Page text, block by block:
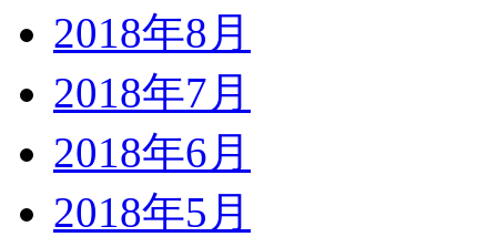
2018年8月
2018年7月
2018年6月
2018年5月